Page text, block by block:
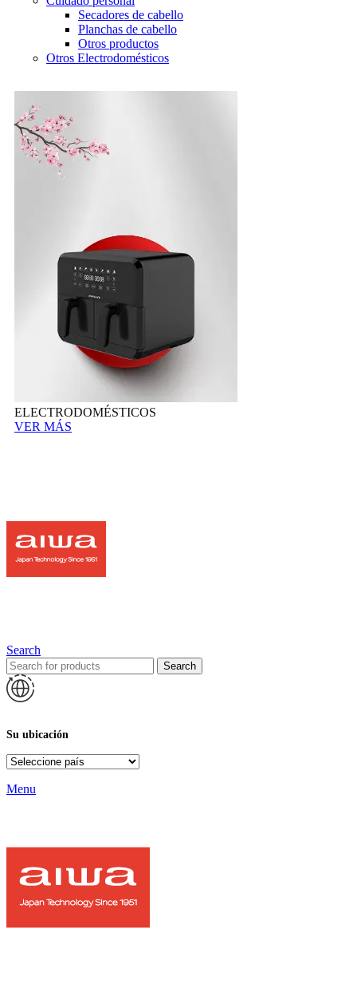
Secadores de cabello
Planchas de cabello
Otros productos
Otros Electrodomésticos
ELECTRODOMÉSTICOS
VER MÁS
Search
Search
Su ubicación
Menu